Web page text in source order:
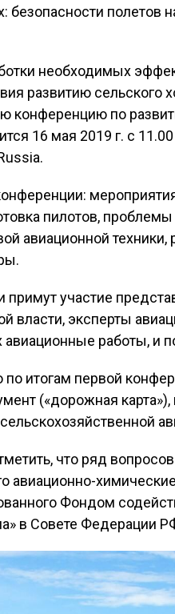
безопасности полетов
необходимых
развитию сельского
конференцию по
16 мая 2019 г. с
пилотов,
авиационной
примут участие
власти, эксперты
работы, и
итогам первой
(«дорожная
что ряд
авиационно-
Фондом
в Совете Федерации